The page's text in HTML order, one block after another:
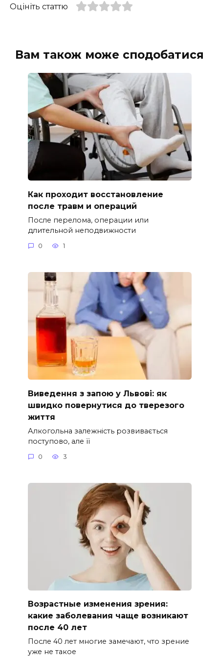
Оцініть статтю
Вам також може сподобатися
Как проходит восстановление
после травм и операций
После перелома, операции или
длительной неподвижности
0 1
Виведення з запою у Львові: як
швидко повернутися до тверезого
життя
Алкогольна залежність розвивається
поступово, але її
0 3
Возрастные изменения зрения:
какие заболевания чаще возникают
после 40 лет
После 40 лет многие замечают, что зрение
уже не такое